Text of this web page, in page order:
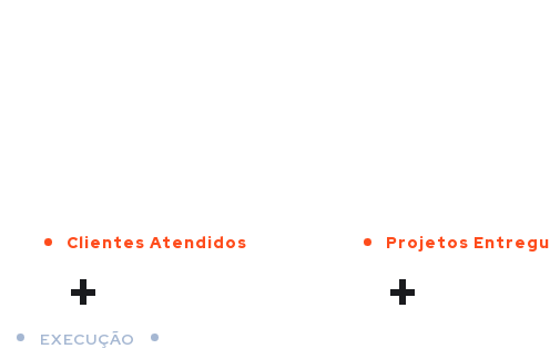
Clientes Atendidos
+
Projetos
+
EXECUÇÃO